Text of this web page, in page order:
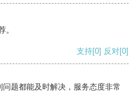
。
支持[0] 反对[0]
题都能及时解决，服务态度非常